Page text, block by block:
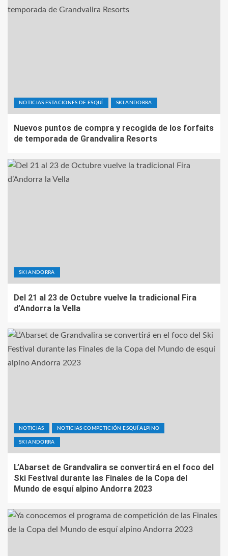
NOTICIAS ESTACIONES DE ESQUÍ SKI ANDORRA
Nuevos puntos de compra y recogida de los forfaits
de temporada de Grandvalira Resorts
SKI ANDORRA
Del 21 al 23 de Octubre vuelve la tradicional Fira
d’Andorra la Vella
NOTICIAS NOTICIAS COMPETICIÓN ESQUÍ ALPINO
SKI ANDORRA
L’Abarset de Grandvalira se convertirá en el foco del
Ski Festival durante las Finales de la Copa del
Mundo de esquí alpino Andorra 2023